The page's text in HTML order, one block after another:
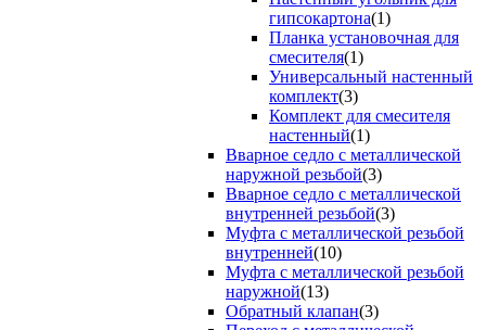
гипсокартона(1)
Планка установочная для
смесителя(1)
Универсальный настенный
комплект(3)
Комплект для смесителя
настенный(1)
Вварное седло с металлической
наружной резьбой(3)
Вварное седло с металлической
внутренней резьбой(3)
Муфта с металлической резьбой
внутренней(10)
Муфта с металлической резьбой
наружной(13)
Обратный клапан(3)